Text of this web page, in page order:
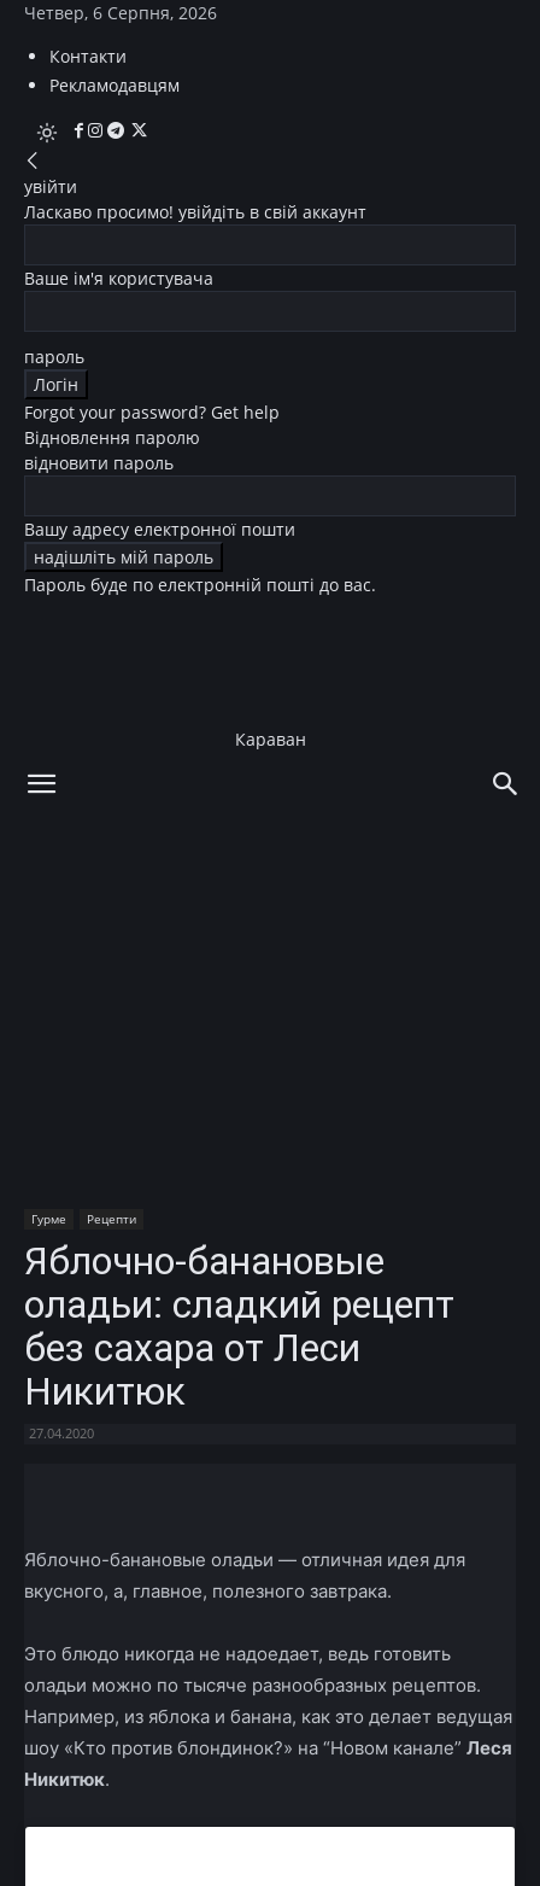
Четвер, 6 Серпня, 2026
Контакти
Рекламодавцям
увійти
Ласкаво просимо! увійдіть в свій аккаунт
Ваше ім'я користувача
пароль
Forgot your password? Get help
Відновлення паролю
відновити пароль
Вашу адресу електронної пошти
Пароль буде по електронній пошті до вас.
Караван
Гурме Рецепти
Яблочно-банановые
оладьи: сладкий рецепт
без сахара от Леси
Никитюк
27.04.2020
Яблочно-банановые оладьи — отличная идея для
вкусного, а, главное, полезного завтрака.
Это блюдо никогда не надоедает, ведь готовить
оладьи можно по тысяче разнообразных рецептов.
Например, из яблока и банана, как это делает ведущая
шоу «Кто против блондинок?» на “Новом канале” Леся
Никитюк.